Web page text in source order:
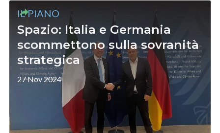
IL PIANO
Spazio: Italia e Germania
scommettono sulla sovranità
strategica
27 Nov 2024